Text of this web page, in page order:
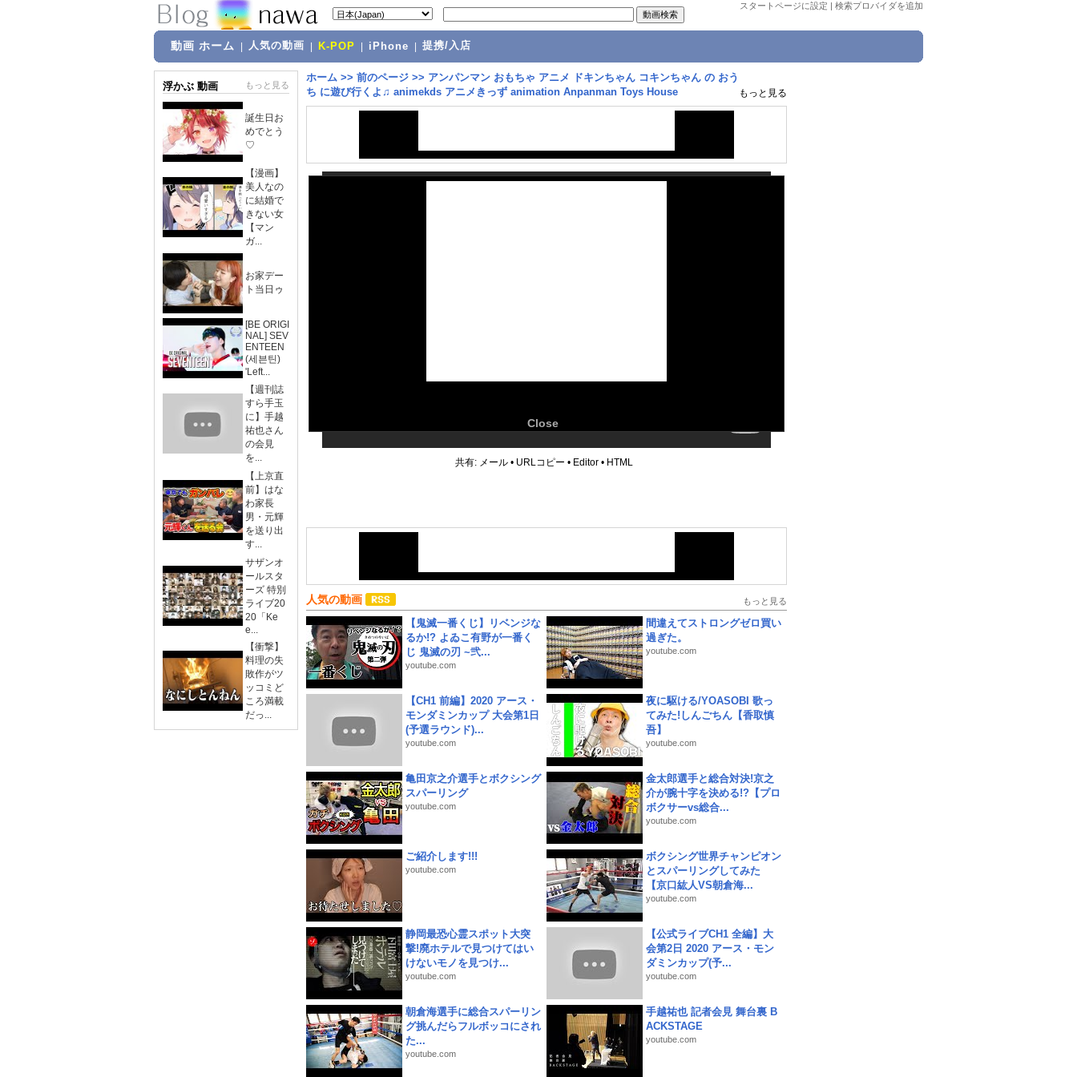
スタートページに設定 | 検索プロバイダを追加
動画 ホーム 人気の動画 K-POP iPhone 提携/入店
浮かぶ 動画 もっと見る
誕生日お
めでとう
♡
【漫画】
美人なの
に結婚で
きない女
【マン
ガ...
お家デー
ト当日ゥ
[BE ORIGI
NAL] SEV
ENTEEN
(세븐틴)
'Left...
【週刊誌
すら手玉
に】手越
祐也さん
の会見
を...
【上京直
前】はな
わ家長
男・元輝
を送り出
す...
サザンオ
ールスタ
ーズ 特別
ライブ20
20「Ke
e...
【衝撃】
料理の失
敗作がツ
ッコミど
ころ満載
だっ...
ホーム >> 前のページ >> アンパンマン おもちゃ アニメ ドキンちゃん コキンちゃん の おう
ち に遊び行くよ♫ animekds アニメきっず animation Anpanman Toys House
もっと見る
Close
共有: メール • URLコピー • Editor • HTML
人気の動画 もっと見る
【鬼滅一番くじ】リベンジな
るか!? よゐこ有野が一番く
じ 鬼滅の刃 ~弐...
youtube.com
間違えてストロングゼロ買い
過ぎた。
youtube.com
【CH1 前編】2020 アース・
モンダミンカップ 大会第1日
(予選ラウンド)...
youtube.com
夜に駆ける/YOASOBI 歌っ
てみた!しんごちん【香取慎
吾】
youtube.com
亀田京之介選手とボクシング
スパーリング
youtube.com
金太郎選手と総合対決!京之
介が腕十字を決める!?【プロ
ボクサーvs総合...
youtube.com
ご紹介します!!!
youtube.com
ボクシング世界チャンピオン
とスパーリングしてみた
【京口紘人VS朝倉海...
youtube.com
静岡最恐心霊スポット大突
撃!廃ホテルで見つけてはい
けないモノを見つけ...
youtube.com
【公式ライブCH1 全編】大
会第2日 2020 アース・モン
ダミンカップ(予...
youtube.com
朝倉海選手に総合スパーリン
グ挑んだらフルボッコにされ
た...
youtube.com
手越祐也 記者会見 舞台裏 B
ACKSTAGE
youtube.com